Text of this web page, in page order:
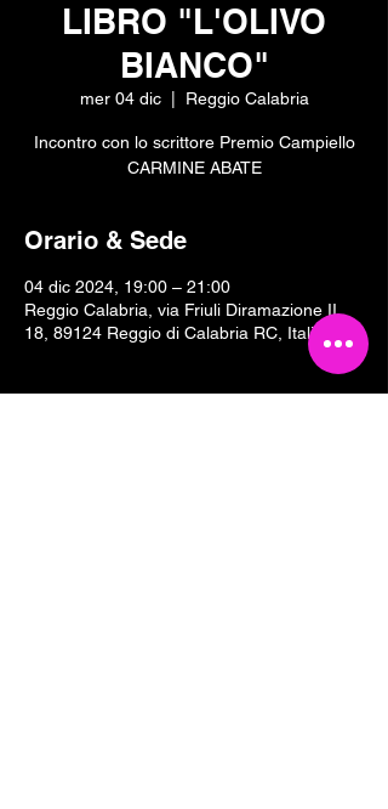
LIBRO "L'OLIVO
BIANCO"
mer 04 dic
  |
Reggio Calabria
Incontro con lo scrittore Premio Campiello
CARMINE ABATE
Orario & Sede
04 dic 2024, 19:00 – 21:00
Reggio Calabria, via Friuli Diramazione II,
18, 89124 Reggio di Calabria RC, Italia